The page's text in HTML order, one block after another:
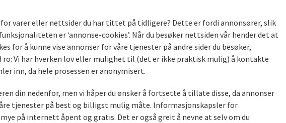
varer eller nettsider du har tittet på tidligere? Dette er fordi annonsører, slik
er ‘annonse-cookies’. Når du besøker nettsiden vår hender det at
for å kunne vise annonser for våre tjenester på andre sider du besøker,
Vi har hverken lov eller mulighet til (det er ikke praktisk mulig) å kontakte
inn, da hele prosessen er anonymisert.
din nedenfor, men vi håper du ønsker å fortsette å tillate disse, da annonser
tjenester på best og billigst mulig måte. Informasjonskapsler for
på internett åpent og gratis. Det er også greit å nevne at selv om du